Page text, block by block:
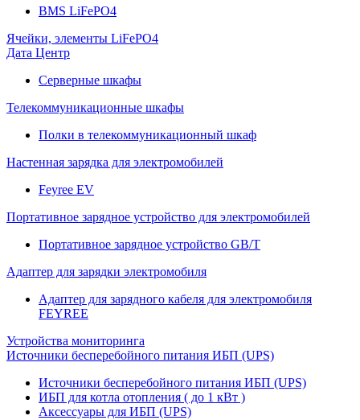
BMS LiFePO4
Ячейки, элементы LiFePO4
Дата Центр
Серверные шкафы
Телекоммуникационные шкафы
Полки в телекоммуникационный шкаф
Настенная зарядка для электромобилей
Feyree EV
Портативное зарядное устройство для электромобилей
Портативное зарядное устройство GB/T
Адаптер для зарядки электромобиля
Адаптер для зарядного кабеля для электромобиля
FEYREE
Устройства мониторинга
Источники бесперебойного питания ИБП (UPS)
Источники бесперебойного питания ИБП (UPS)
ИБП для котла отопления ( до 1 кВт )
Аксессуары для ИБП (UPS)